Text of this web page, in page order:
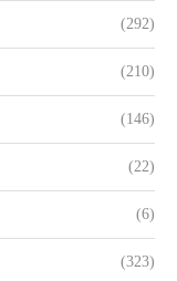
(292)
(210)
(146)
(22)
(6)
(323)